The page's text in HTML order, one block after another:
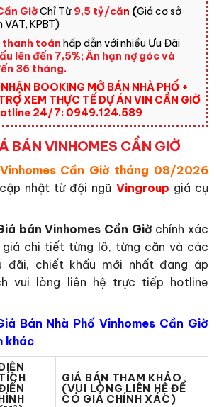
GiờChỉ Từ 9,5 tỷ/căn (Giá cơ sở
KPBT)
thanh toán hấp dẫn với nhiều Ưu Đãi
lên đến 7,5%; Ân hạn nợ góc và
36 tháng.
BOOKING MỞ BÁN NHÀ PHỐ +
XEM THỰC TẾ DỰ ÁN VIN CẦN GIỜ
24/7: 0949.124.589
BÁN VINHOMES CẦN GIỜ
Cần Giờ tháng 08/2026
nhật từ đội ngũ Vingroup giá cụ
bán Vinhomes Cần Giờ chính xác
chi tiết từng lô, từng căn và các
đãi, chiết khấu mới nhất đang áp
vui lòng liên hệ trực tiếp hotline
Bán Nhà Phố Vinhomes Cần Giờ
khác
GIÁ BÁN THAM KHẢO
(VUI LÒNG LIÊN HỆ ĐỂ
CÓ GIÁ CHÍNH XÁC)